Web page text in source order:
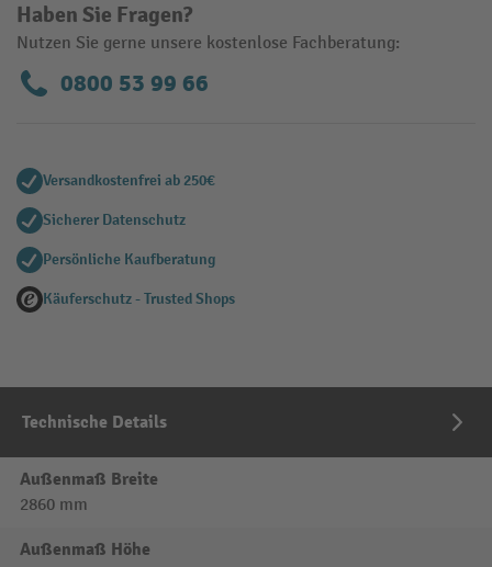
Haben Sie Fragen?
Nutzen Sie gerne unsere kostenlose Fachberatung:
0800 53 99 66
Versandkostenfrei ab 250€
Sicherer Datenschutz
Persönliche Kaufberatung
Käuferschutz - Trusted Shops
Technische Details
Außenmaß Breite
2860 mm
Außenmaß Höhe